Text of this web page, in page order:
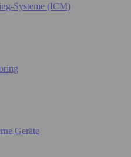
Systeme (ICM)
Geräte